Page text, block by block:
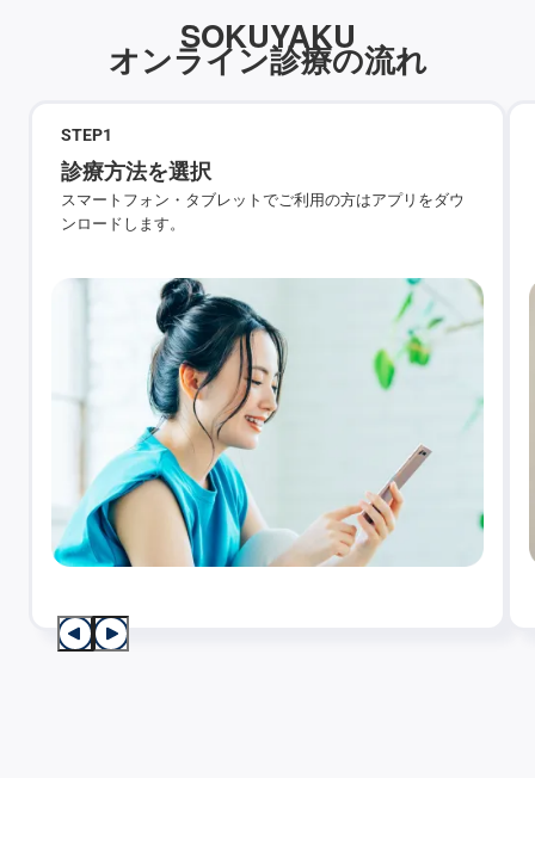
SOKUYAKU
オンライン診療の流れ
STEP1
診療方法を選択
スマートフォン・タブレットでご利用の方はアプリをダウ
ンロードします。